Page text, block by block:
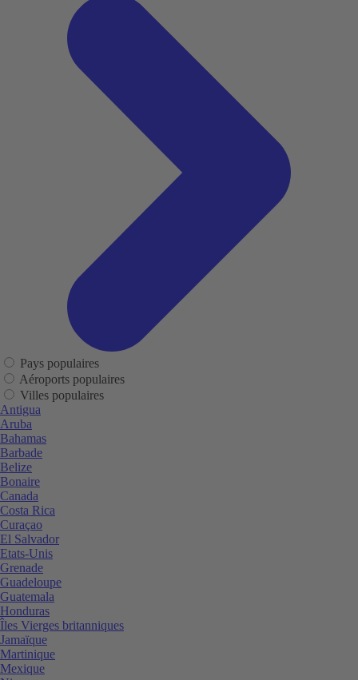
Pays populaires
Aéroports populaires
Villes populaires
Antigua
Aruba
Bahamas
Barbade
Belize
Bonaire
Canada
Costa Rica
Curaçao
El Salvador
Etats-Unis
Grenade
Guadeloupe
Guatemala
Honduras
Îles Vierges britanniques
Jamaïque
Martinique
Mexique